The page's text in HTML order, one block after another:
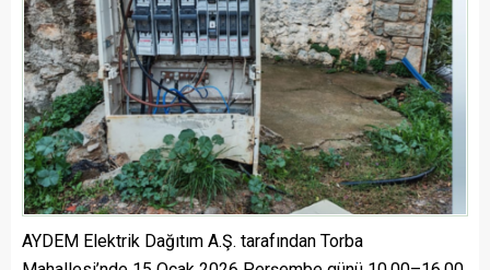
AYDEM Elektrik Dağıtım A.Ş. tarafından Torba